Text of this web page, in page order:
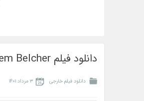
دانلود فیلم Prizefighter: The Life of Jem Belcher جایزه بگیر زندگی جم بلچر
دانلود فیلم خارجی ۳ مرداد ۱۴۰۱